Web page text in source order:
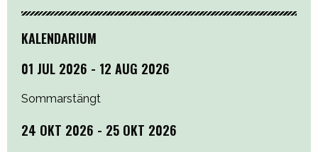
KALENDARIUM
01 JUL 2026 - 12 AUG 2026
Sommarstängt
24 OKT 2026 - 25 OKT 2026